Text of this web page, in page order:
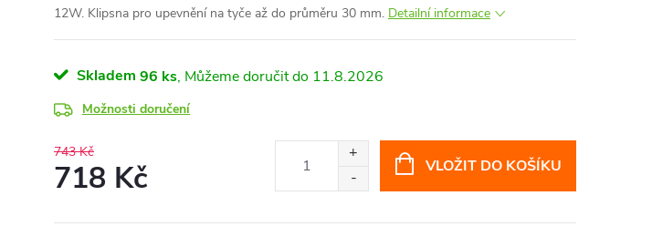
12W. Klipsna pro upevnění na tyče až do průměru 30 mm. Detailní informace
Skladem 96 ks 11.8.2026
Možnosti doručení
743 Kč
718 Kč
cena:
VLOŽIT DO KOŠÍKU